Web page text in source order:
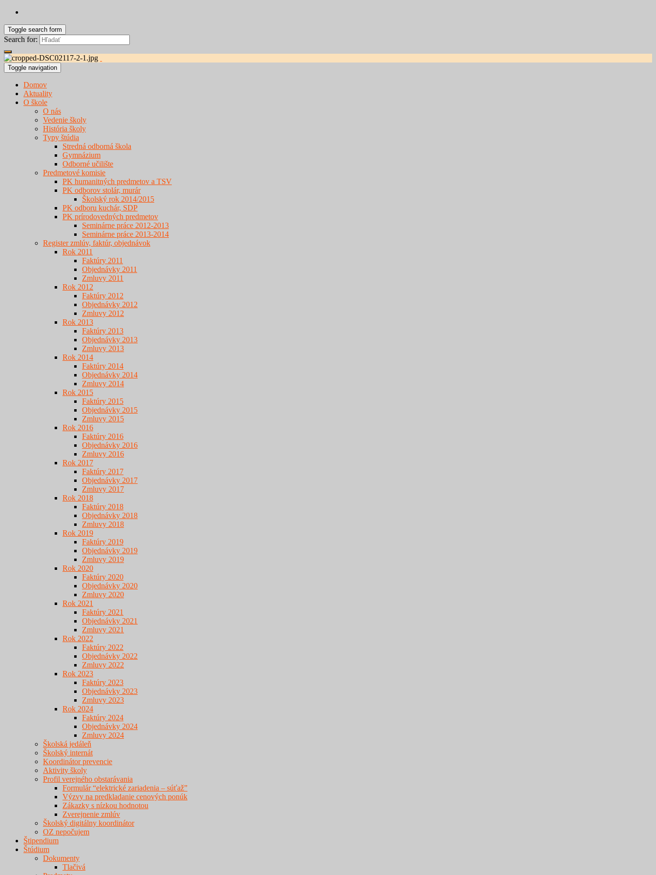
Toggle search form
Search for:
Toggle navigation
Domov
Aktuality
O škole
O nás
Vedenie školy
História školy
Typy štúdia
Stredná odborná škola
Gymnázium
Odborné učilište
Predmetové komisie
PK humanitných predmetov a TSV
PK odborov stolár, murár
Školský rok 2014/2015
PK odboru kuchár, SDP
PK prírodovedných predmetov
Seminárne práce 2012-2013
Seminárne práce 2013-2014
Register zmlúv, faktúr, objednávok
Rok 2011
Faktúry 2011
Objednávky 2011
Zmluvy 2011
Rok 2012
Faktúry 2012
Objednávky 2012
Zmluvy 2012
Rok 2013
Faktúry 2013
Objednávky 2013
Zmluvy 2013
Rok 2014
Faktúry 2014
Objednávky 2014
Zmluvy 2014
Rok 2015
Faktúry 2015
Objednávky 2015
Zmluvy 2015
Rok 2016
Faktúry 2016
Objednávky 2016
Zmluvy 2016
Rok 2017
Faktúry 2017
Objednávky 2017
Zmluvy 2017
Rok 2018
Faktúry 2018
Objednávky 2018
Zmluvy 2018
Rok 2019
Faktúry 2019
Objednávky 2019
Zmluvy 2019
Rok 2020
Faktúry 2020
Objednávky 2020
Zmluvy 2020
Rok 2021
Faktúry 2021
Objednávky 2021
Zmluvy 2021
Rok 2022
Faktúry 2022
Objednávky 2022
Zmluvy 2022
Rok 2023
Faktúry 2023
Objednávky 2023
Zmluvy 2023
Rok 2024
Faktúry 2024
Objednávky 2024
Zmluvy 2024
Školská jedáleň
Školský internát
Koordinátor prevencie
Aktivity školy
Profil verejného obstarávania
Formulár “elektrické zariadenia – súťaž”
Výzvy na predkladanie cenových ponúk
Zákazky s nízkou hodnotou
Zverejnenie zmlúv
Školský digitálny koordinátor
OZ nepočujem
Štipendium
Štúdium
Dokumenty
Tlačivá